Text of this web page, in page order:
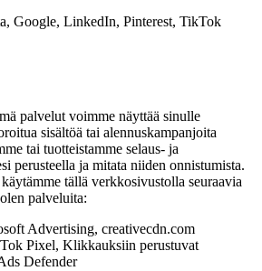
Google, LinkedIn, Pinterest, TikTok
palvelut voimme näyttää sinulle
sisältöä tai alennuskampanjoita
tai tuotteistamme selaus- ja
perusteella ja mitata niiden onnistumista.
tällä verkkosivustolla seuraavia
palveluita:
Advertising, creativecdn.com
Pixel, Klikkauksiin perustuvat
Defender